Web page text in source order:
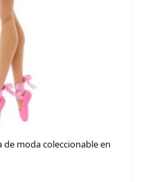
moda coleccionable en